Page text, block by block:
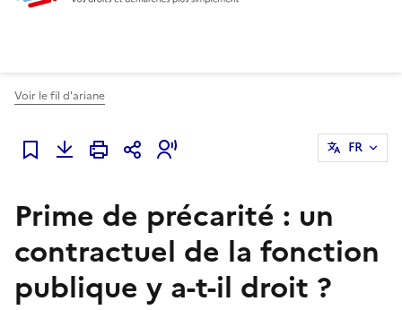
Voir le fil d'ariane
Ajouter à mes favoris
FR
Prime de précarité : un
contractuel de la fonction
publique y a-t-il droit ?